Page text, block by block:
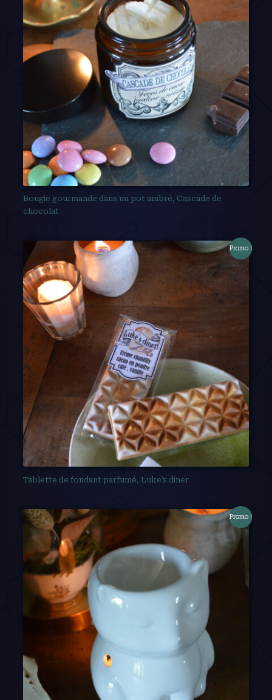
Bougie gourmande dans un pot ambré, Cascade de
chocolat
Promo !
Tablette de fondant parfumé, Luke’s diner
Promo !